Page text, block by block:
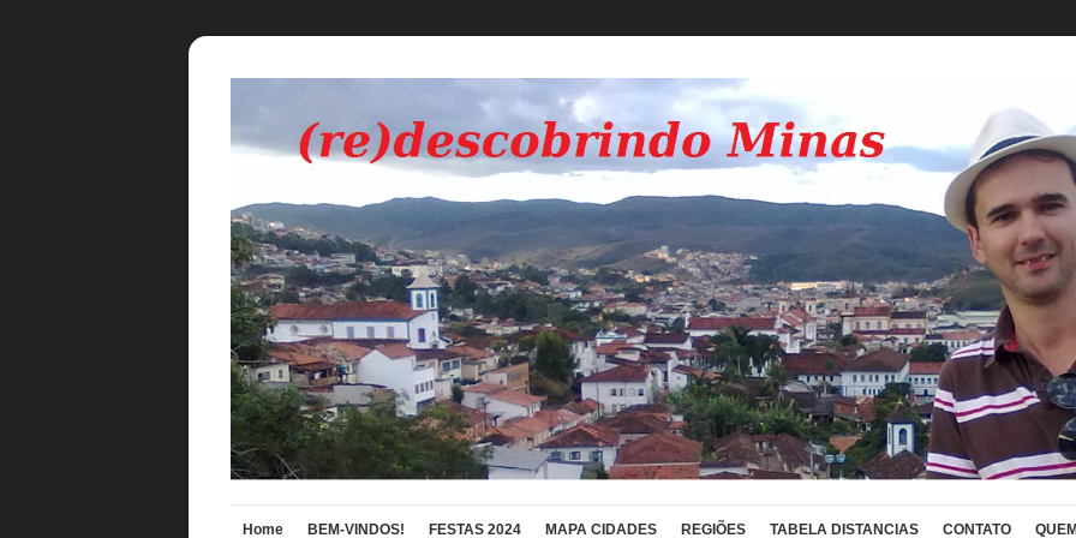
Home BEM-VINDOS! FESTAS 2024 MAPA CIDADES REGIÕES TABELA DISTANCIAS CONTATO